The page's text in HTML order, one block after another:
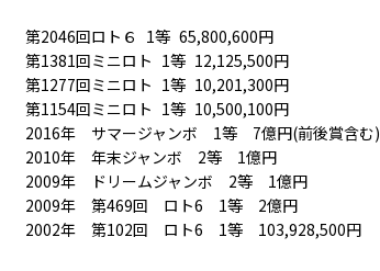
第2046回ロト６ 1等 65,800,600円
第1381回ミニロト 1等 12,125,500円
第1277回ミニロト 1等 10,201,300円
第1154回ミニロト 1等 10,500,100円
2016年 サマージャンボ 1等 7億円(前後賞含む)
2010年 年末ジャンボ 2等 1億円
2009年 ドリームジャンボ 2等 1億円
2009年 第469回 ロト6 1等 2億円
2002年 第102回 ロト6 1等 103,928,500円